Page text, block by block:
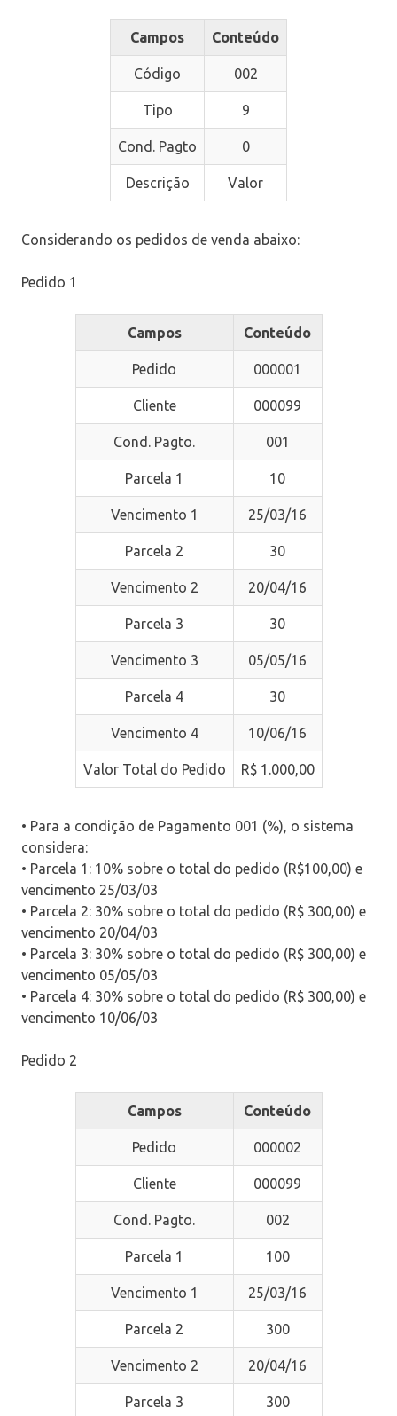
Campos Conteúdo
Código 002
Tipo 9
Cond. Pagto 0
Descrição Valor
Considerando os pedidos de venda abaixo:
Pedido 1
Campos Conteúdo
Pedido 000001
Cliente 000099
Cond. Pagto. 001
Parcela 1 10
Vencimento 1 25/03/16
Parcela 2 30
Vencimento 2 20/04/16
Parcela 3 30
Vencimento 3 05/05/16
Parcela 4 30
Vencimento 4 10/06/16
Valor Total do Pedido R$ 1.000,00
• Para a condição de Pagamento 001 (%), o sistema
considera:
• Parcela 1: 10% sobre o total do pedido (R$100,00) e
vencimento 25/03/03
• Parcela 2: 30% sobre o total do pedido (R$ 300,00) e
vencimento 20/04/03
• Parcela 3: 30% sobre o total do pedido (R$ 300,00) e
vencimento 05/05/03
• Parcela 4: 30% sobre o total do pedido (R$ 300,00) e
vencimento 10/06/03
Pedido 2
Campos Conteúdo
Pedido 000002
Cliente 000099
Cond. Pagto. 002
Parcela 1 100
Vencimento 1 25/03/16
Parcela 2 300
Vencimento 2 20/04/16
Parcela 3 300